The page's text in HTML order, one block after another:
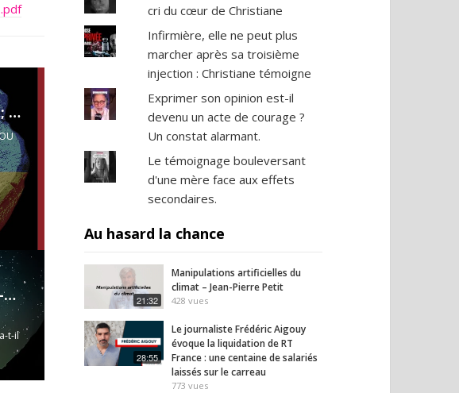
Les oligarques bouffent le gâteau ukrainien ; les civils prennent la fuite - Bernard Genêt et Collon
Témoins d'un changement fondamental - 22-04-2022
t-il
cri du cœur de Christiane
Infirmière, elle ne peut plus
marcher après sa troisième
injection : Christiane témoigne
Exprimer son opinion est-il
devenu un acte de courage ?
Un constat alarmant.
Le témoignage bouleversant
d'une mère face aux effets
secondaires.
Au hasard la chance
21:32
Manipulations artificielles du
climat – Jean-Pierre Petit
428 vues
28:55
Le journaliste Frédéric Aigouy
évoque la liquidation de RT
France : une centaine de salariés
laissés sur le carreau
773 vues